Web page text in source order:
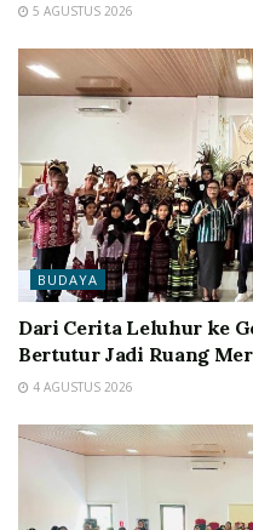
5 AGUSTUS 2026
BUDAYA
Dari Cerita Leluhur ke
Bertutur Jadi Ruang
4 AGUSTUS 2026